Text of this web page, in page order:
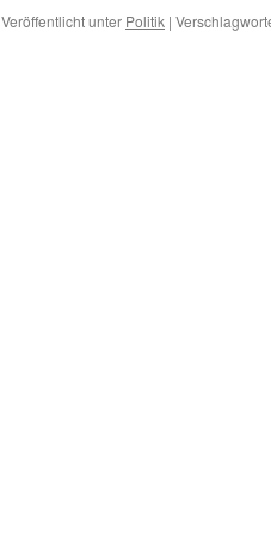
Veröffentlicht unter Politik |